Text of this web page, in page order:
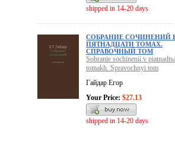
shipped in 14-20 days
СОБРАНИЕ СОЧИНЕНИЙ
ПЯТНАДЦАТИ ТОМАХ.
СПРАВОЧНЫЙ ТОМ
Sobranie sochinenii v
tomakh. Spravochnyi tom
Гайдар Егор
Your Price: $27.13
shipped in 14-20 days